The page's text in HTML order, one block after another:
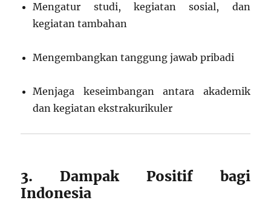
Mengatur studi, kegiatan sosial, dan
kegiatan tambahan
Mengembangkan tanggung jawab pribadi
Menjaga keseimbangan antara akademik
dan kegiatan ekstrakurikuler
3. Dampak Positif bagi
Indonesia